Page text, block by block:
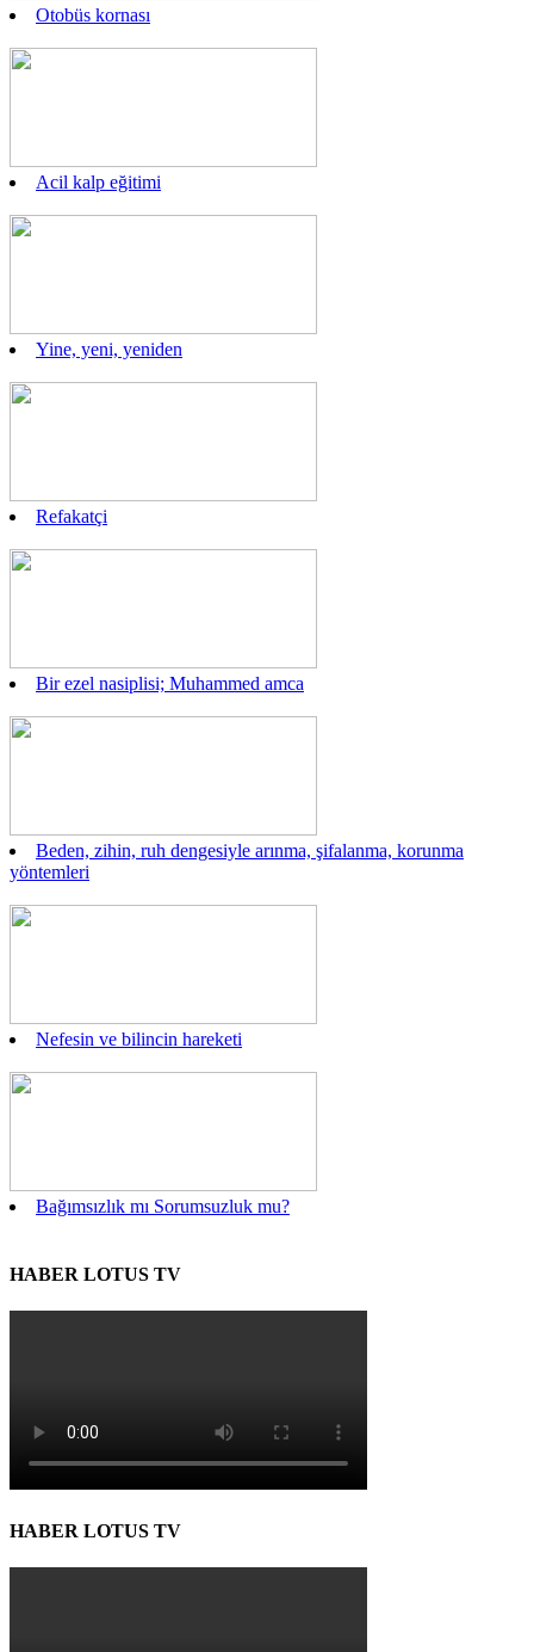
Otobüs kornası
Acil kalp eğitimi
Yine, yeni, yeniden
Refakatçi
Bir ezel nasiplisi; Muhammed amca
Beden, zihin, ruh dengesiyle arınma, şifalanma, korunma
yöntemleri
Nefesin ve bilincin hareketi
Bağımsızlık mı Sorumsuzluk mu?
HABER LOTUS TV
HABER LOTUS TV